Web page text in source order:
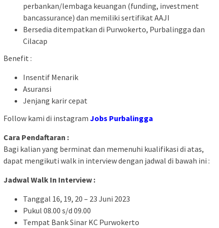
perbankan/lembaga keuangan (funding, investment
bancassurance) dan memiliki sertifikat AAJI
Bersedia ditempatkan di Purwokerto, Purbalingga dan
Cilacap
Benefit :
Insentif Menarik
Asuransi
Jenjang karir cepat
Follow kami di instagram Jobs Purbalingga
Cara Pendaftaran :
Bagi kalian yang berminat dan memenuhi kualifikasi di atas,
dapat mengikuti walk in interview dengan jadwal di bawah ini :
Jadwal Walk In Interview :
Tanggal 16, 19, 20 – 23 Juni 2023
Pukul 08.00 s/d 09.00
Tempat Bank Sinar KC Purwokerto